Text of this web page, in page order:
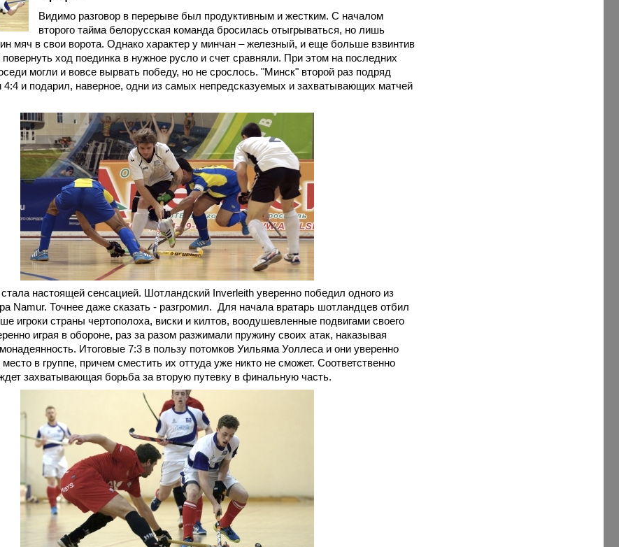
Видимо разговор в перерыве был продуктивным и жестким. С началом
второго тайма белорусская команда бросилась отыгрываться, но лишь
мяч в свои ворота. Однако характер у минчан – железный, и еще больше взвинтив
ход поединка в нужное русло и счет сравняли. При этом на последних
могли и вовсе вырвать победу, но не срослось. "Минск" второй раз подряд
4:4 и подарил, наверное, одни из самых непредсказуемых и захватывающих матчей
настоящей сенсацией. Шотландский Inverleith уверенно победил одного из
Namur. Точнее даже сказать - разгромил. Для начала вратарь шотландцев отбил
игроки страны чертополоха, виски и килтов, воодушевленные подвигами своего
играя в обороне, раз за разом разжимали пружину своих атак, наказывая
Итоговые 7:3 в пользу потомков Уильяма Уоллеса и они уверенно
в группе, причем сместить их оттуда уже никто не сможет. Соответственно
захватывающая борьба за вторую путевку в финальную часть.